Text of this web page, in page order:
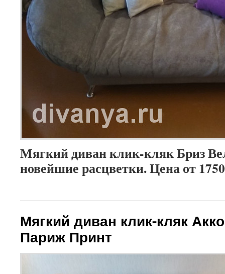
Мягкий диван клик-кляк Бриз
новейшие расцветки. Цена от
Мягкий диван клик-кляк
Париж Принт